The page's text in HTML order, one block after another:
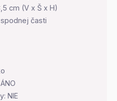
cm (V x Š x H)
časti
NIE